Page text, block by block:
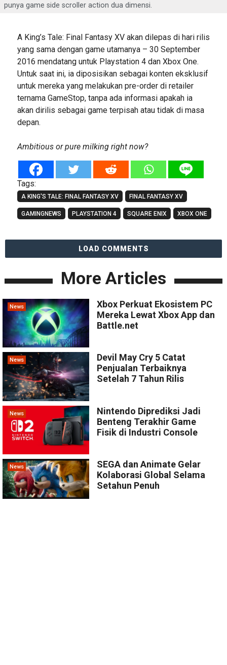
punya game side scroller action dua dimensi.
A King’s Tale: Final Fantasy XV akan dilepas di hari rilis
yang sama dengan game utamanya – 30 September
2016 mendatang untuk Playstation 4 dan Xbox One.
Untuk saat ini, ia diposisikan sebagai konten eksklusif
untuk mereka yang melakukan pre-order di retailer
ternama GameStop, tanpa ada informasi apakah ia
akan dirilis sebagai game terpisah atau tidak di masa
depan.
Ambitious or pure milking right now?
Tags:
A KING'S TALE: FINAL FANTASY XV FINAL FANTASY XV
GAMINGNEWS PLAYSTATION 4 SQUARE ENIX XBOX ONE
LOAD COMMENTS
More Articles
News
Xbox Perkuat Ekosistem PC
Mereka Lewat Xbox App dan
Battle.net
News
Devil May Cry 5 Catat
Penjualan Terbaiknya
Setelah 7 Tahun Rilis
News
Nintendo Diprediksi Jadi
Benteng Terakhir Game
Fisik di Industri Console
News
SEGA dan Animate Gelar
Kolaborasi Global Selama
Setahun Penuh